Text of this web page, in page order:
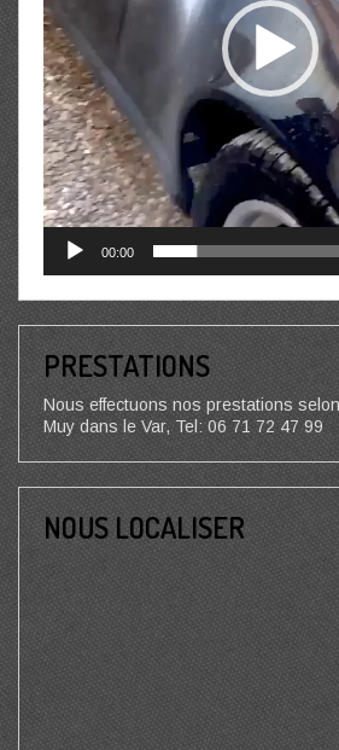
00:00
PRESTATIONS
Nous effectuons nos prestations
Muy dans le Var, Tel: 06 71 72 47 99
NOUS LOCALISER